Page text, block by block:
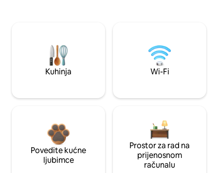
Kuhinja Wi-Fi
Povedite kućne
ljubimce
Prostor za rad na
prijenosnom
računalu